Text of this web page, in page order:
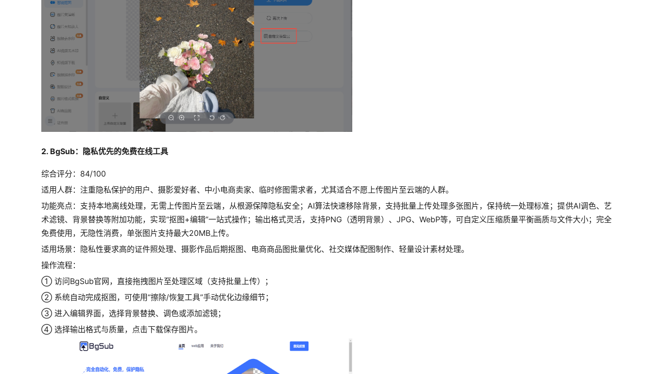
2. BgSub：隐私优先的免费在线工具
综合评分：84/100
适用人群：注重隐私保护的用户、摄影爱好者、中小电商卖家、临时修图需求者，尤其适合不愿上传图片至云端的人群。
功能亮点：支持本地离线处理，无需上传图片至云端，从根源保障隐私安全；AI算法快速移除背景，支持批量上传处理多张图片，保持统一处理标准；提供AI调色、艺
术滤镜、背景替换等附加功能，实现“抠图+编辑”一站式操作；输出格式灵活，支持PNG（透明背景）、JPG、WebP等，可自定义压缩质量平衡画质与文件大小；完全
免费使用，无隐性消费，单张图片支持最大20MB上传。
适用场景：隐私性要求高的证件照处理、摄影作品后期抠图、电商商品图批量优化、社交媒体配图制作、轻量设计素材处理。
操作流程：
① 访问BgSub官网，直接拖拽图片至处理区域（支持批量上传）；
② 系统自动完成抠图，可使用“擦除/恢复工具”手动优化边缘细节；
③ 进入编辑界面，选择背景替换、调色或添加滤镜；
④ 选择输出格式与质量，点击下载保存图片。